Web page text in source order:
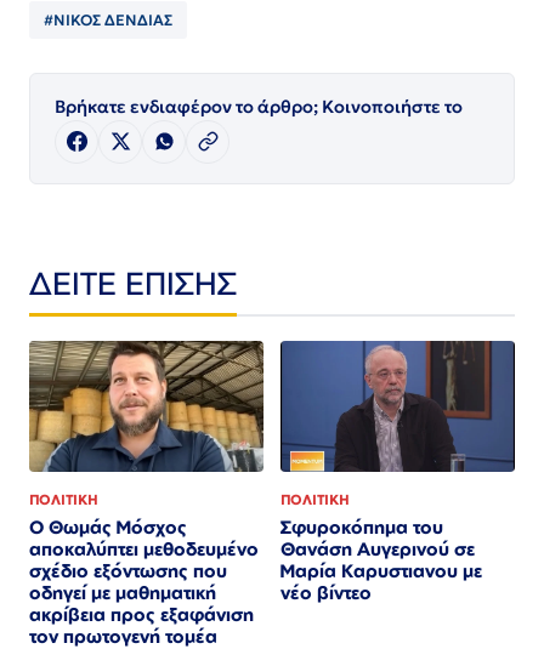
#ΝΙΚΟΣ ΔΕΝΔΙΑΣ
Βρήκατε ενδιαφέρον το άρθρο; Κοινοποιήστε το
ΔΕΙΤΕ ΕΠΙΣΗΣ
ΠΟΛΙΤΙΚΗ
Ο Θωμάς Μόσχος
αποκαλύπτει μεθοδευμένο
σχέδιο εξόντωσης που
οδηγεί με μαθηματική
ακρίβεια προς εξαφάνιση
τον πρωτογενή τομέα
ΠΟΛΙΤΙΚΗ
Σφυροκόπημα του
Θανάση Αυγερινού σε
Μαρία Καρυστιανου με
νέο βίντεο